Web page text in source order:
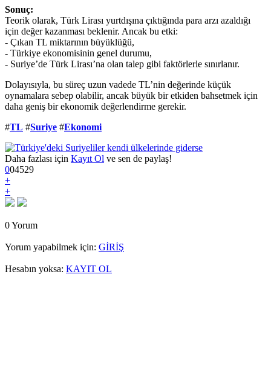
Sonuç:
Teorik olarak, Türk Lirası yurtdışına çıktığında para arzı azaldığı
için değer kazanması beklenir. Ancak bu etki:
- Çıkan TL miktarının büyüklüğü,
- Türkiye ekonomisinin genel durumu,
- Suriye’de Türk Lirası’na olan talep gibi faktörlerle sınırlanır.
Dolayısıyla, bu süreç uzun vadede TL’nin değerinde küçük
oynamalara sebep olabilir, ancak büyük bir etkiden bahsetmek için
daha geniş bir ekonomik değerlendirme gerekir.
#TL #Suriye #Ekonomi
Daha fazlası için Kayıt Ol ve sen de paylaş!
004529
+
+
0 Yorum
Yorum yapabilmek için: GİRİŞ
Hesabın yoksa: KAYIT OL